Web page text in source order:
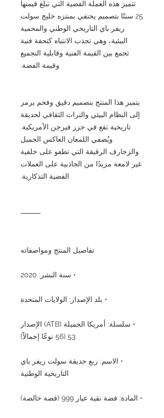
تتميز هذه العملة الفضية التي تبلغ قيمتها
25 سنتًا بتصميم يحتفي بمنتزه خليج سولت
ريفر باي التاريخي الوطني والمحمية
البيئية، وهي تجذب الانتباه كتحفة فنية
تجمع بين القيمة الفنية وقابلية التجميع
وقيمة الفضة.
يتميز هذا المنتج بتصميم دقيق وفخم يرمز
إلى النظام البيئي والتراث الثقافي لحديقة
تاريخية تقع في جزر فيرجن الأمريكية.
ويُضفي اللمعان العاكس الجميل
والزخارف الرقيقة التي تطفو على خلفية
غير لامعة مزيدًا من الجاذبية على العملات
الفضية التذكارية.
⸻
تفاصيل المنتج ومواصفاته
• سنة النشر: 2020
• بلد الإصدار: الولايات المتحدة
• سلسلة: أمريكا الجميلة (ATB) الإصدار
53 (56 نوعًا إجمالاً)
• الاسم: ربع حديقة سولت ريفر باي
التاريخية الوطنية
• المادة: فضة نقية عيار 999 (فضة خالصة)